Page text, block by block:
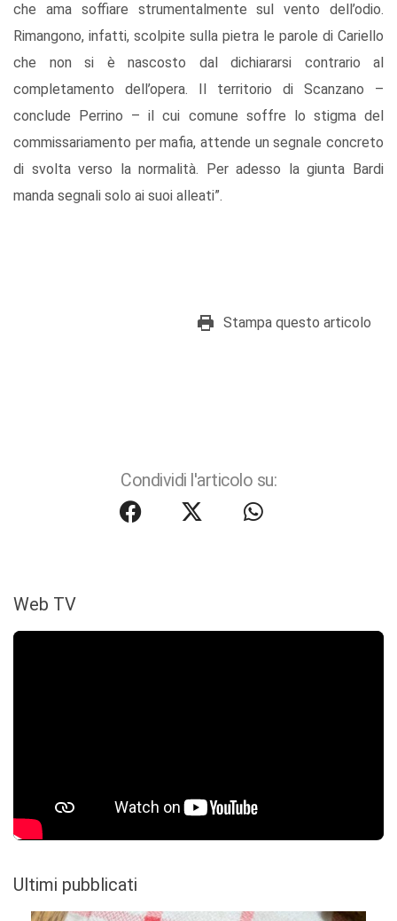
che ama soffiare strumentalmente sul vento dell’odio.
Rimangono, infatti, scolpite sulla pietra le parole di Cariello
che non si è nascosto dal dichiararsi contrario al
completamento dell’opera. Il territorio di Scanzano –
conclude Perrino – il cui comune soffre lo stigma del
commissariamento per mafia, attende un segnale concreto
di svolta verso la normalità. Per adesso la giunta Bardi
manda segnali solo ai suoi alleati”.
Stampa questo articolo
Condividi l'articolo su:
Web TV
Ultimi pubblicati